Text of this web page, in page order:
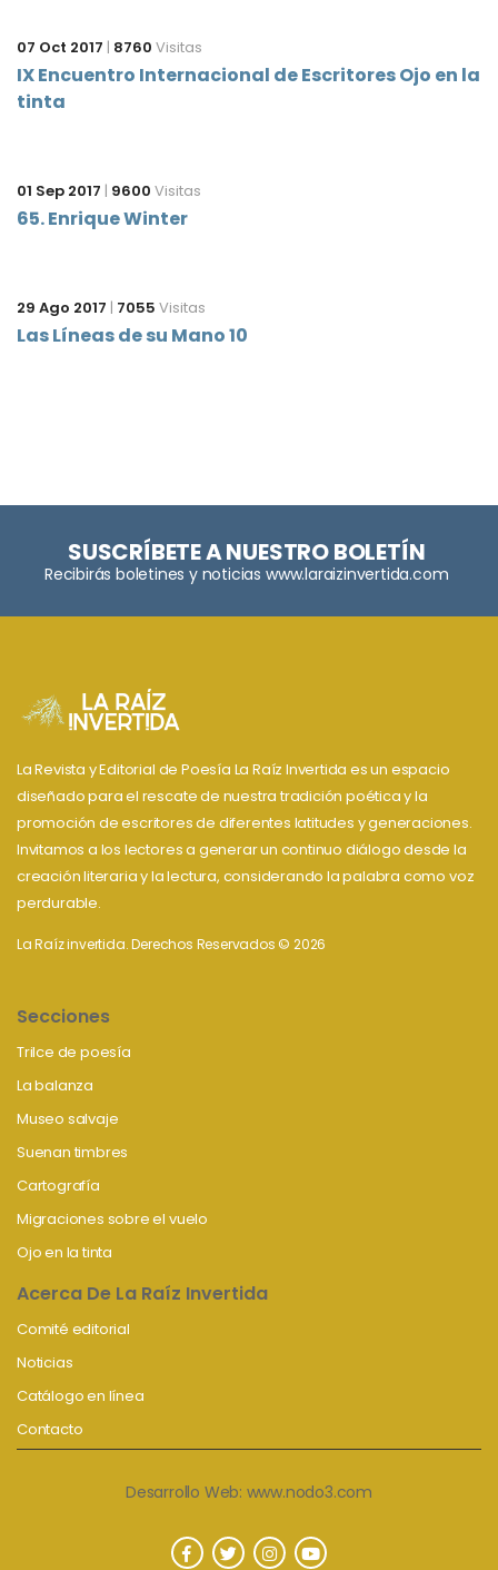
07 Oct 2017 | 8760 Visitas
IX Encuentro Internacional de Escritores Ojo en la
tinta
01 Sep 2017 | 9600 Visitas
65. Enrique Winter
29 Ago 2017 | 7055 Visitas
Las Líneas de su Mano 10
SUSCRÍBETE A NUESTRO BOLETÍN
Recibirás boletines y noticias www.laraizinvertida.com
La Revista y Editorial de Poesía La Raíz Invertida es un espacio
diseñado para el rescate de nuestra tradición poética y la
promoción de escritores de diferentes latitudes y generaciones.
Invitamos a los lectores a generar un continuo diálogo desde la
creación literaria y la lectura, considerando la palabra como voz
perdurable.
La Raíz invertida. Derechos Reservados © 2026
Secciones
Trilce de poesía
La balanza
Museo salvaje
Suenan timbres
Cartografía
Migraciones sobre el vuelo
Ojo en la tinta
Acerca De La Raíz Invertida
Comité editorial
Noticias
Catálogo en línea
Contacto
Desarrollo Web: www.nodo3.com